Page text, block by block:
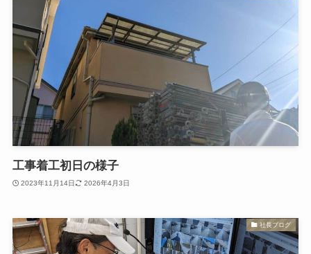
工事着工初日の様子
2023年11月14日 2026年4月3日
社長ブログ